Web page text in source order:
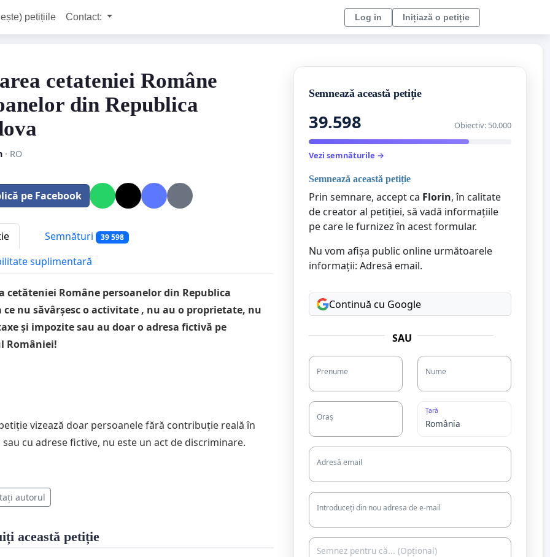
petițiile Contact: Log in Inițiază o petiție
cetateniei Române
din Republica
· RO
pe Facebook
Semnături 39 598
suplimentară
cetăteniei Române persoanelor din Republica
ce nu săvârșesc o activitate , nu au o proprietate, nu
și impozite sau au doar o adresa fictivă pe
României!
vizează doar persoanele fără contribuție reală în
sau cu adrese fictive, nu este un act de discriminare.
autorul
această petiție
Semnează această petiție
39.598 Obiectiv: 50.000
Vezi semnăturile →
Semnează această petiție
Prin semnare, accept ca Florin, în calitate
de creator al petiției, să vadă informațiile
pe care le furnizez în acest formular.
Nu vom afișa public online următoarele
informații: Adresă email.
Continuă cu Google
SAU
Prenume Nume
Oraș
Țară
Adresă email
Introduceți din nou adresa de e-mail